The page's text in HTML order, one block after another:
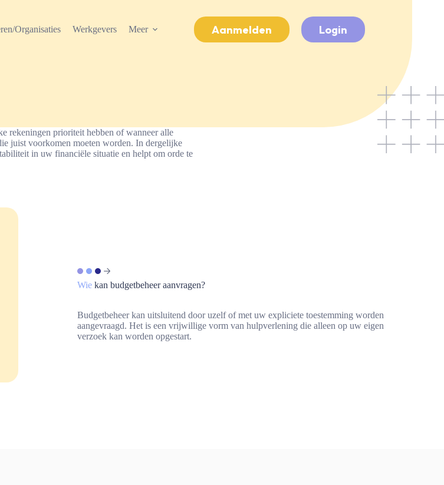
Organisaties Werkgevers Meer Aanmelden Login
rekeningen prioriteit hebben of wanneer alle
juist voorkomen moeten worden. In dergelijke
in uw financiële situatie en helpt om orde te
Wie kan budgetbeheer aanvragen?
Budgetbeheer kan uitsluitend door uzelf of met uw expliciete toestemming worden
aangevraagd. Het is een vrijwillige vorm van hulpverlening die alleen op uw eigen
verzoek kan worden opgestart.